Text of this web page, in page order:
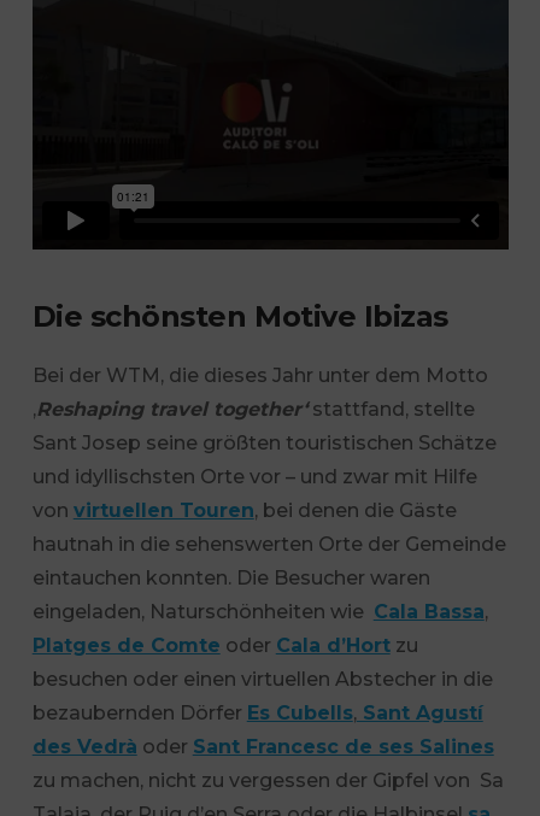
Die schönsten Motive Ibizas
Bei der WTM, die dieses Jahr unter dem Motto
‚Reshaping travel together‘stattfand, stellte
Sant Josep seine größten touristischen Schätze
und idyllischsten Orte vor – und zwar mit Hilfe
von virtuellen Touren, bei denen die Gäste
hautnah in die sehenswerten Orte der Gemeinde
eintauchen konnten. Die Besucher waren
eingeladen, Naturschönheiten wie Cala Bassa,
Platges de Comte oder Cala d’Hortzu
besuchen oder einen virtuellen Abstecher in die
bezaubernden Dörfer Es Cubells, Sant Agustí
des Vedrà oder Sant Francesc de ses Salines
zu machen, nicht zu vergessen der Gipfel von Sa